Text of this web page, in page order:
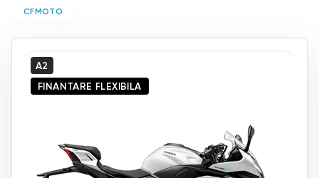
CFMOTO
A2
FINANTARE FLEXIBILA